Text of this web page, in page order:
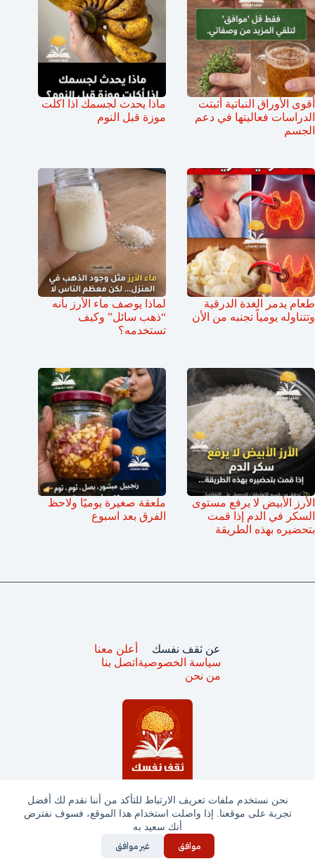
نحن نستخدم ملفات تعريف الارتباط للتأكد من أننا نقدم لك أفضل
تجربة على موقعنا. إذا واصلت استخدام هذا الموقع، فسوف نفترض
أنك سعيد به
موافق غير موافق
أقوى الأوراق النباتية أثبتت
الدراسات فعاليتها في دعم
الجسم
ماذا يحدث لجسمك اذا اكلت
موزة قبل النوم
طعام يدمر الغدة الدرقية
وتتناوله يومياً تجنبه من الأن
لماذا يوصف ماء الأرز بأنه
“ذهب سائل” وكيف
تستخدمه؟
الأرز الأبيض لا يرفع مستوى
السكر في الدم إذا قمت
بتحضيره بهذه الطريقة
ملعقة صغيرة يوميًا ولاحظ
الفرق بعد اسبوع
جميع الحقوق محفوظة © ثقف نفسك 2025
عن ثقف نفسك
سياسة الخصوصية
من نحن
أعلن معنا
اتصل بنا